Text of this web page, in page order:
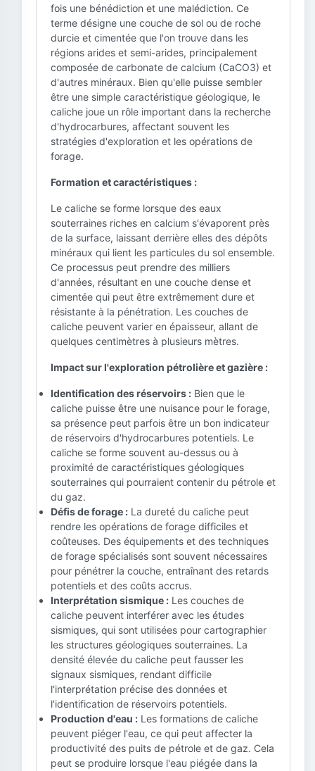
fois une bénédiction et une malédiction. Ce
terme désigne une couche de sol ou de roche
durcie et cimentée que l'on trouve dans les
régions arides et semi-arides, principalement
composée de carbonate de calcium (CaCO3) et
d'autres minéraux. Bien qu'elle puisse sembler
être une simple caractéristique géologique, le
caliche joue un rôle important dans la recherche
d'hydrocarbures, affectant souvent les
stratégies d'exploration et les opérations de
forage.
Formation et caractéristiques :
Le caliche se forme lorsque des eaux
souterraines riches en calcium s'évaporent près
de la surface, laissant derrière elles des dépôts
minéraux qui lient les particules du sol ensemble.
Ce processus peut prendre des milliers
d'années, résultant en une couche dense et
cimentée qui peut être extrêmement dure et
résistante à la pénétration. Les couches de
caliche peuvent varier en épaisseur, allant de
quelques centimètres à plusieurs mètres.
Impact sur l'exploration pétrolière et gazière :
Identification des réservoirs : Bien que le
caliche puisse être une nuisance pour le forage,
sa présence peut parfois être un bon indicateur
de réservoirs d'hydrocarbures potentiels. Le
caliche se forme souvent au-dessus ou à
proximité de caractéristiques géologiques
souterraines qui pourraient contenir du pétrole et
du gaz.
Défis de forage : La dureté du caliche peut
rendre les opérations de forage difficiles et
coûteuses. Des équipements et des techniques
de forage spécialisés sont souvent nécessaires
pour pénétrer la couche, entraînant des retards
potentiels et des coûts accrus.
Interprétation sismique : Les couches de
caliche peuvent interférer avec les études
sismiques, qui sont utilisées pour cartographier
les structures géologiques souterraines. La
densité élevée du caliche peut fausser les
signaux sismiques, rendant difficile
l'interprétation précise des données et
l'identification de réservoirs potentiels.
Production d'eau : Les formations de caliche
peuvent piéger l'eau, ce qui peut affecter la
productivité des puits de pétrole et de gaz. Cela
peut se produire lorsque l'eau piégée dans la